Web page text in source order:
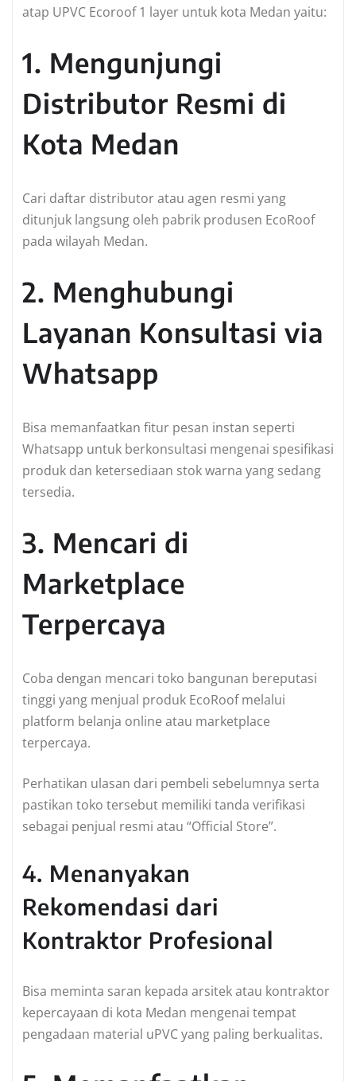
atap UPVC Ecoroof 1 layer untuk kota Medan yaitu:
1. Mengunjungi
Distributor Resmi di
Kota Medan
Cari daftar distributor atau agen resmi yang
ditunjuk langsung oleh pabrik produsen EcoRoof
pada wilayah Medan.
2. Menghubungi
Layanan Konsultasi via
Whatsapp
Bisa memanfaatkan fitur pesan instan seperti
Whatsapp untuk berkonsultasi mengenai spesifikasi
produk dan ketersediaan stok warna yang sedang
tersedia.
3. Mencari di
Marketplace
Terpercaya
Coba dengan mencari toko bangunan bereputasi
tinggi yang menjual produk EcoRoof melalui
platform belanja online atau marketplace
terpercaya.
Perhatikan ulasan dari pembeli sebelumnya serta
pastikan toko tersebut memiliki tanda verifikasi
sebagai penjual resmi atau “Official Store”.
4. Menanyakan
Rekomendasi dari
Kontraktor Profesional
Bisa meminta saran kepada arsitek atau kontraktor
kepercayaan di kota Medan mengenai tempat
pengadaan material uPVC yang paling berkualitas.